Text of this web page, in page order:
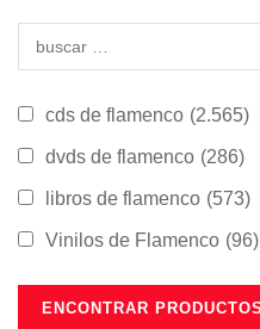
cds de flamenco (2.565)
dvds de flamenco (286)
libros de flamenco (573)
Vinilos de Flamenco (96)